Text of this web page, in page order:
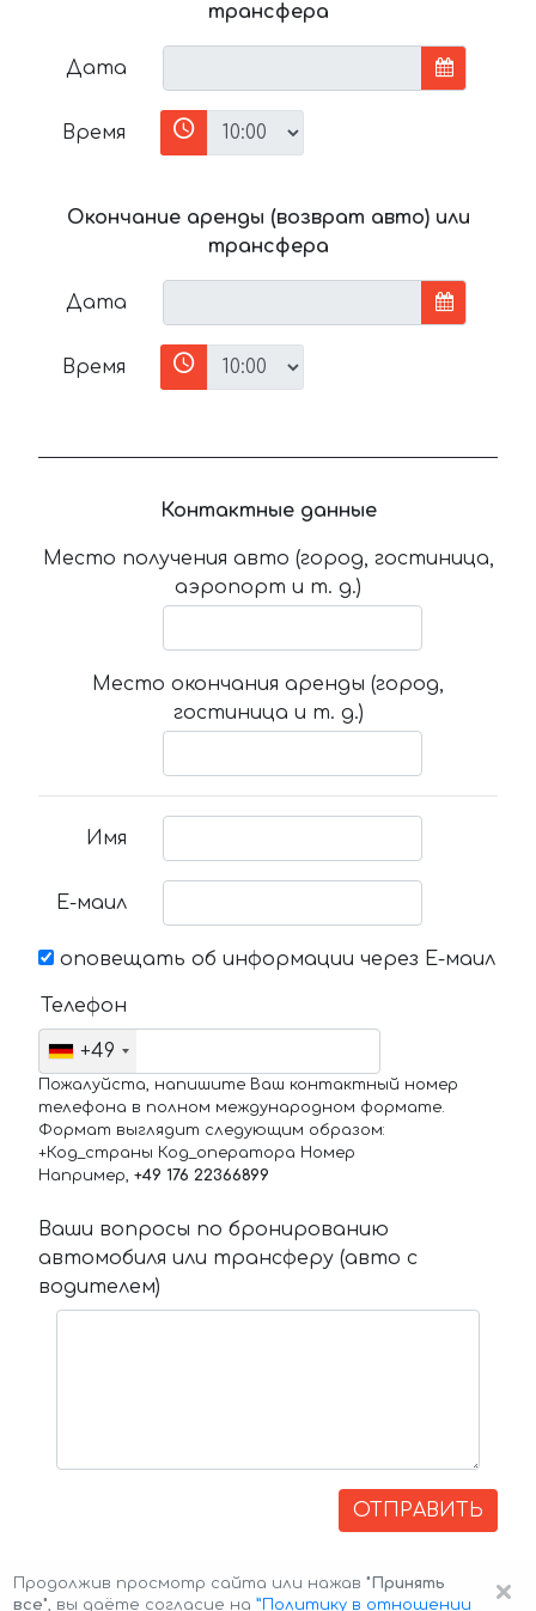
трансфера
Дата
Время
Окончание аренды (возврат авто) или
трансфера
Дата
Время
Контактные данные
Место получения авто (город, гостиница,
аэропорт и т. д.)
Место окончания аренды (город,
гостиница и т. д.)
Имя
Е-маил
оповещать об информации через Е-маил
Телефон
+49
Пожалуйста, напишите Ваш контактный номер
телефона в полном международном формате.
Формат выглядит следующим образом:
+Код_страны Код_оператора Номер
Например, +49 176 22366899
Ваши вопросы по бронированию
автомобиля или трансферу (авто с
водителем)
ОТПРАВИТЬ
×
Продолжив просмотр сайта или нажав "Принять
все", вы даёте согласие на ”Политику в отношении